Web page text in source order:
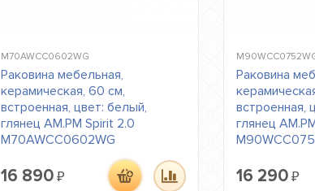
M70AWCC0602WG
Раковина мебельная,
керамическая, 60 см,
встроенная, цвет: белый,
глянец AM.PM Spirit 2.0
M70AWCC0602WG
16 890₽
Раковина
встроенная,
глянец
16 290 ₽